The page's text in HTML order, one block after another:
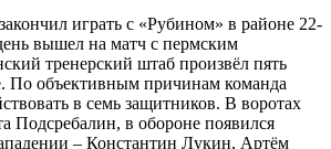
играть с «Рубином» в районе 22-
вышел на матч с пермским
тренерский штаб произвёл пять
По объективным причинам команда
в семь защитников. В воротах
Подсребалин, в обороне появился
– Константин Лукин, Артём